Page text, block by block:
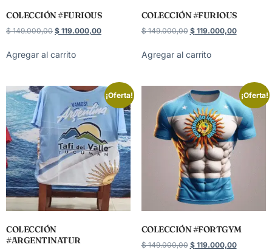
COLECCIÓN #FURIOUS
$149.000,00 $ 119.000,00
Agregar al carrito
COLECCIÓN #FURIOUS
$149.000,00 $119.000,00
Agregar al carrito
¡Oferta!
COLECCIÓN
#ARGENTINATUR
¡Oferta!
COLECCIÓN #FORTGYM
$149.000,00 $119.000,00